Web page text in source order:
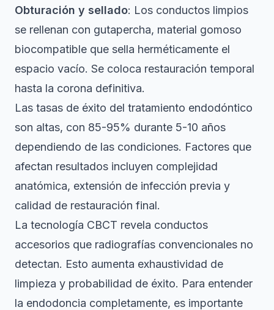
Obturación y sellado: Los conductos limpios
se rellenan con gutapercha, material gomoso
biocompatible que sella herméticamente el
espacio vacío. Se coloca restauración temporal
hasta la corona definitiva.
Las tasas de éxito del tratamiento endodóntico
son altas, con 85-95% durante 5-10 años
dependiendo de las condiciones. Factores que
afectan resultados incluyen complejidad
anatómica, extensión de infección previa y
calidad de restauración final.
La tecnología CBCT revela conductos
accesorios que radiografías convencionales no
detectan. Esto aumenta exhaustividad de
limpieza y probabilidad de éxito. Para entender
la endodoncia completamente, es importante